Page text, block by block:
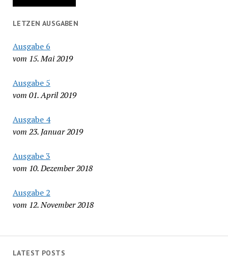
LETZEN AUSGABEN
Ausgabe 6
vom 15. Mai 2019
Ausgabe 5
vom 01. April 2019
Ausgabe 4
vom 23. Januar 2019
Ausgabe 3
vom 10. Dezember 2018
Ausgabe 2
vom 12. November 2018
LATEST POSTS